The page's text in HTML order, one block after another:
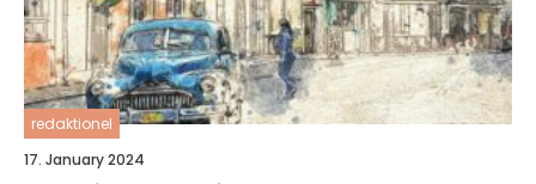
redaktionel
17. January 2024